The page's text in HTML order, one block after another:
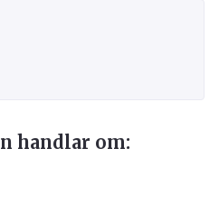
handlar om: